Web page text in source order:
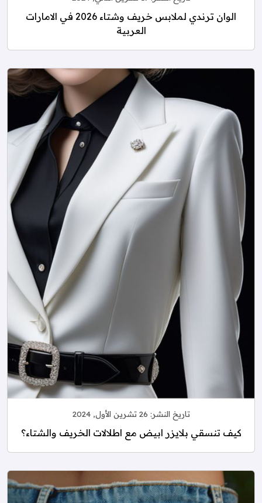
الوان ترندي لملابس خريف وشتاء 2026 في الامارات
العربية
تاريخ النشر: 26 تشرين الأول, 2024
كيف تنسقي بلايزر ابيض مع اطلالات الخريف والشتاء؟